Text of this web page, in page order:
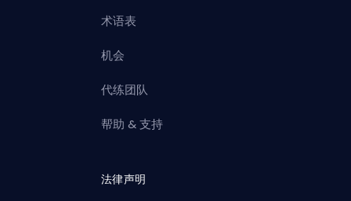
术语表
机会
代练团队
帮助 & 支持
法律声明